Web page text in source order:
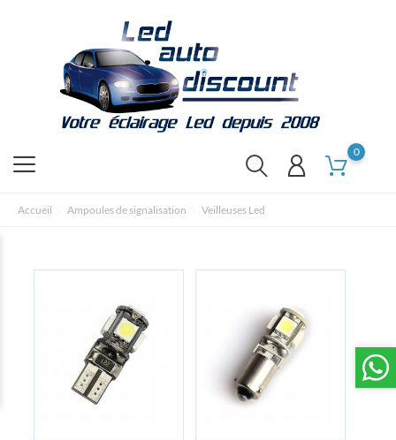
0
Accueil Ampoules de signalisation Veilleuses Led